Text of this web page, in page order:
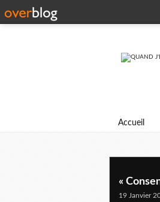
Accueil
«
19 Janvier